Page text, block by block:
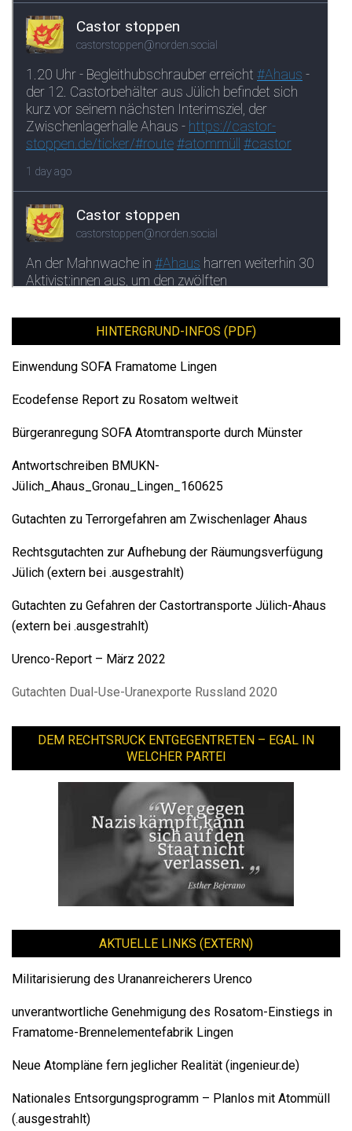
HINTERGRUND-INFOS (PDF)
Einwendung SOFA Framatome Lingen
Ecodefense Report zu Rosatom weltweit
Bürgeranregung SOFA Atomtransporte durch Münster
Antwortschreiben BMUKN-
Jülich_Ahaus_Gronau_Lingen_160625
Gutachten zu Terrorgefahren am Zwischenlager Ahaus
Rechtsgutachten zur Aufhebung der Räumungsverfügung
Jülich (extern bei .ausgestrahlt)
Gutachten zu Gefahren der Castortransporte Jülich-Ahaus
(extern bei .ausgestrahlt)
Urenco-Report – März 2022
Gutachten Dual-Use-Uranexporte Russland 2020
DEM RECHTSRUCK ENTGEGENTRETEN – EGAL IN
WELCHER PARTEI
AKTUELLE LINKS (EXTERN)
Militarisierung des Urananreicherers Urenco
unverantwortliche Genehmigung des Rosatom-Einstiegs in
Framatome-Brennelementefabrik Lingen
Neue Atompläne fern jeglicher Realität (ingenieur.de)
Nationales Entsorgungsprogramm – Planlos mit Atommüll
(.ausgestrahlt)